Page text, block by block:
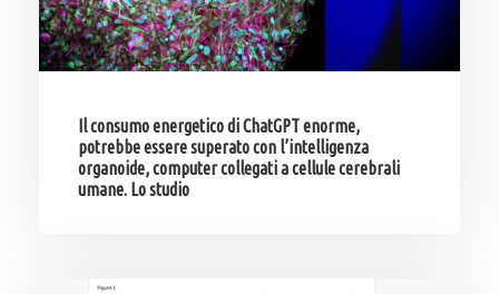
Il consumo energetico di ChatGPT enorme,
potrebbe essere superato con l’intelligenza
organoide, computer collegati a cellule cerebrali
umane. Lo studio